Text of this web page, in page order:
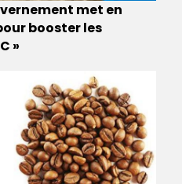
met en
booster les
»